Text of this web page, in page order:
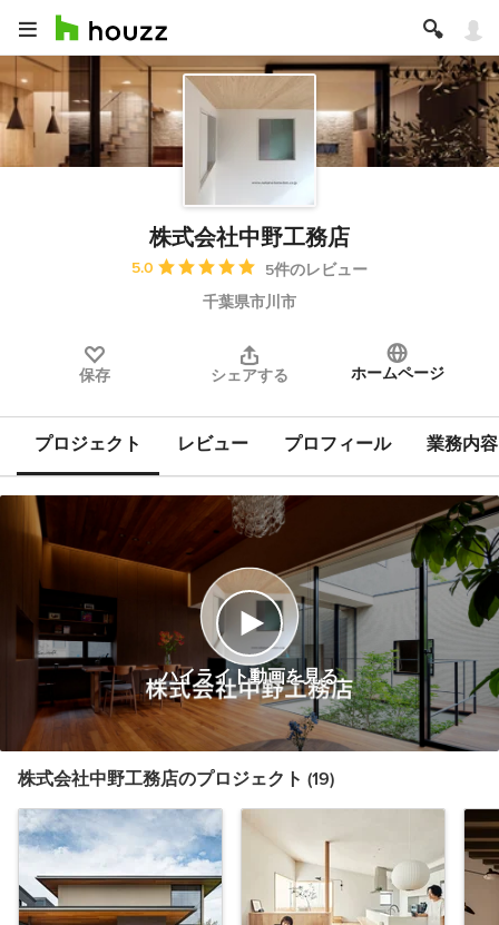
株式会社中野工務店
平均評価：5つ星中 星5
5.0
5件のレビュー
千葉県市川市
保存 シェアする ホームページ
プロジェクト レビュー プロフィール 業務内容
ハイライト動画を見る
株式会社中野工務店のプロジェクト (19)